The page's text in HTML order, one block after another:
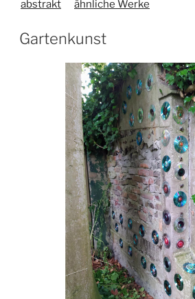
abstrakt
ähnliche Werke
Gartenkunst